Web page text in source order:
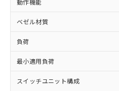
動作機能
ベゼル材質
負荷
最小適用負荷
スイッチユニット構成